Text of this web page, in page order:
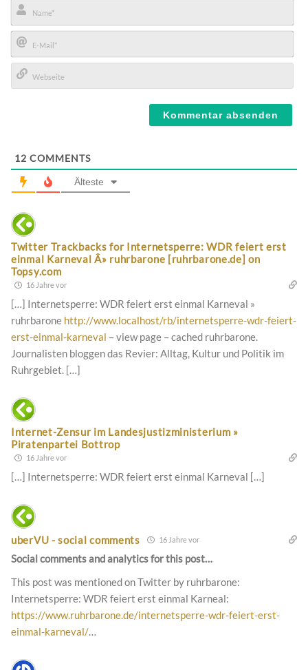
Name*
E-
Mail*
12 COMMENTS
Älteste
Twitter Trackbacks for Internetsperre: WDR feiert erst
einmal Karneval Â» ruhrbarone [ruhrbarone.de] on
Topsy.com
16 Jahre vor
[…] Internetsperre: WDR feiert erst einmal Karneval »
ruhrbarone http://www.localhost/rb/internetsperre-wdr-feiert-
erst-einmal-karneval – view page – cached ruhrbarone.
Journalisten bloggen das Revier: Alltag, Kultur und Politik im
Ruhrgebiet. […]
Internet-Zensur im Landesjustizministerium »
Piratenpartei Bottrop
16 Jahre vor
[…] Inter­net­sperre: WDR fei­ert erst ein­mal Karneval […]
uberVU - social comments 16 Jahre vor
Social comments and analytics for this post…
This post was mentioned on Twitter by ruhrbarone:
Internetsperre: WDR feiert erst einmal Karneal:
https://www.ruhrbarone.de/internetsperre-wdr-feiert-erst-
einmal-karneval/…